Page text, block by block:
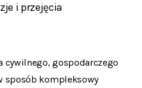
i przejęcia
cywilnego, gospodarczego
sposób kompleksowy